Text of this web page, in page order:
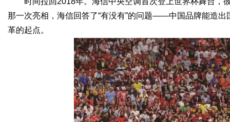
那一次亮相，海信回答了“有没有”的问题——中国品牌能造
革的起点。